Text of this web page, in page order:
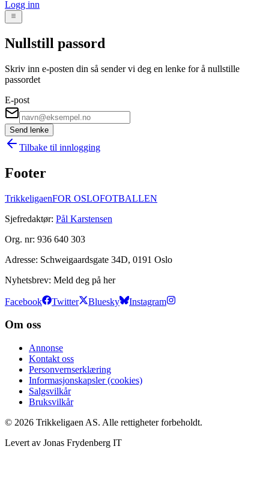
Logg inn
Nullstill passord
Skriv inn e-posten din så sender vi deg en lenke for å nullstille
passordet
E-post
Send lenke
Tilbake til innlogging
Footer
TrikkeligaenFOR OSLOFOTBALLEN
Sjefredaktør: Pål Karstensen
Org. nr: 936 640 303
Adresse: Schweigaardsgate 34D, 0191 Oslo
Nyhetsbrev: Meld deg på her
Facebook Twitter Bluesky Instagram
Om oss
Annonse
Kontakt oss
Personvernserklæring
Informasjonskapsler (cookies)
Salgsvilkår
Bruksvilkår
© 2026 Trikkeligaen AS. Alle rettigheter forbeholdt.
Levert av Jonas Frydenberg IT